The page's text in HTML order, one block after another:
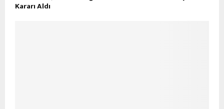
Kararı Aldı